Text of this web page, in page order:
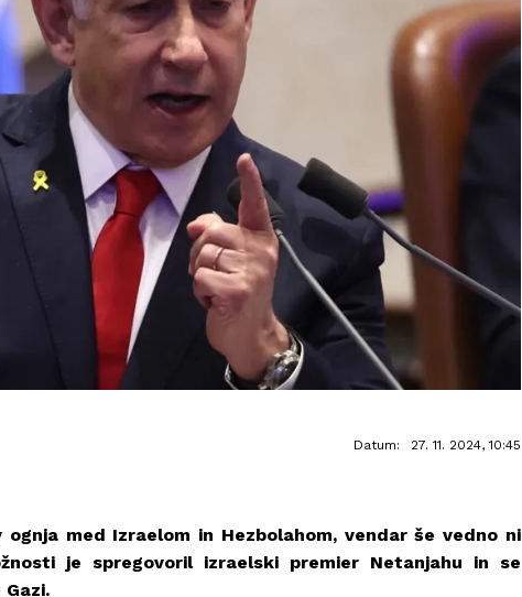
Datum: 27. 11. 2024, 10:45
med Izraelom in Hezbolahom, vendar še vedno ni
je spregovoril izraelski premier Netanjahu in se